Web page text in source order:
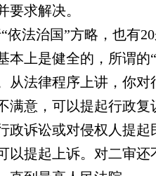
要求解决。
依法治国”方略，也有
本上是健全的，所谓的
从法律程序上讲，你
满意，可以提起行政
政诉讼或对侵权人提起
以提起上诉。对二审